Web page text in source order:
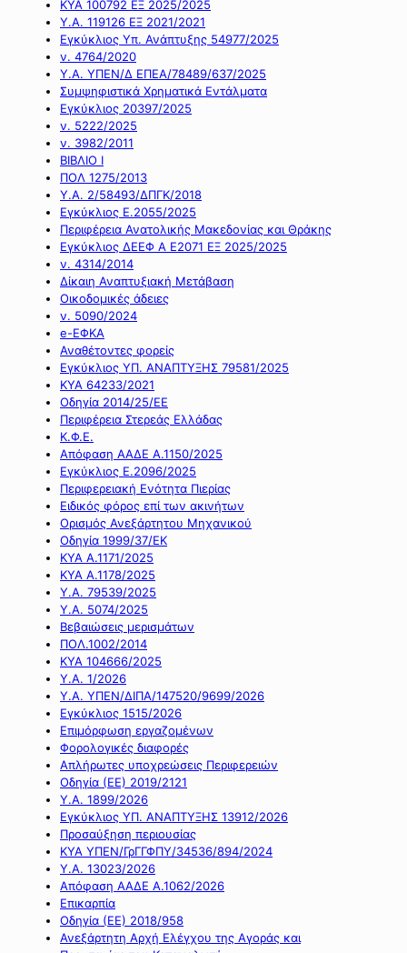
ΚΥΑ 100792 ΕΞ 2025/2025
Υ.Α. 119126 ΕΞ 2021/2021
Εγκύκλιος Υπ. Ανάπτυξης 54977/2025
ν. 4764/2020
Υ.Α. ΥΠΕΝ/Δ ΕΠΕΑ/78489/637/2025
Συμψηφιστικά Χρηματικά Εντάλματα
Εγκύκλιος 20397/2025
ν. 5222/2025
ν. 3982/2011
ΒΙΒΛΙΟ Ι
ΠΟΛ 1275/2013
Υ.Α. 2/58493/ΔΠΓΚ/2018
Εγκύκλιος Ε.2055/2025
Περιφέρεια Ανατολικής Μακεδονίας και Θράκης
Εγκύκλιος ΔΕΕΦ Α Ε2071 ΕΞ 2025/2025
ν. 4314/2014
Δίκαιη Αναπτυξιακή Μετάβαση
Οικοδομικές άδειες
ν. 5090/2024
e-ΕΦΚΑ
Αναθέτοντες φορείς
Εγκύκλιος ΥΠ. ΑΝΑΠΤΥΞΗΣ 79581/2025
ΚΥΑ 64233/2021
Οδηγία 2014/25/ΕΕ
Περιφέρεια Στερεάς Ελλάδας
Κ.Φ.Ε.
Απόφαση ΑΑΔΕ Α.1150/2025
Εγκύκλιος Ε.2096/2025
Περιφερειακή Ενότητα Πιερίας
Ειδικός φόρος επί των ακινήτων
Ορισμός Ανεξάρτητου Μηχανικού
Οδηγία 1999/37/ΕΚ
ΚΥΑ Α.1171/2025
ΚΥΑ Α.1178/2025
Υ.Α. 79539/2025
Υ.Α. 5074/2025
Βεβαιώσεις μερισμάτων
ΠΟΛ.1002/2014
ΚΥΑ 104666/2025
Υ.Α. 1/2026
Υ.Α. ΥΠΕΝ/ΔΙΠΑ/147520/9699/2026
Εγκύκλιος 1515/2026
Επιμόρφωση εργαζομένων
Φορολογικές διαφορές
Απλήρωτες υποχρεώσεις Περιφερειών
Οδηγία (ΕΕ) 2019/2121
Υ.Α. 1899/2026
Εγκύκλιος ΥΠ. ΑΝΑΠΤΥΞΗΣ 13912/2026
Προσαύξηση περιουσίας
ΚΥΑ ΥΠΕΝ/ΓρΓΓΦΠΥ/34536/894/2024
Υ.Α. 13023/2026
Απόφαση ΑΑΔΕ Α.1062/2026
Επικαρπία
Οδηγία (ΕΕ) 2018/958
Ανεξάρτητη Αρχή Ελέγχου της Αγοράς και